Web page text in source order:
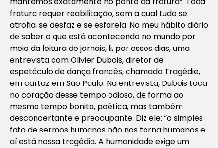
fratura requer reabilitação, sem a qual tudo se
atrofia, se desfaz e se esfarela. No meu hábito diário
de saber o que está acontecendo no mundo por
meio da leitura de jornais, li, por esses dias, uma
entrevista com Olivier Dubois, diretor de
espetáculo de dança francês, chamado Tragédie,
em cartaz em São Paulo. Na entrevista, Dubois toca
no coração desse tempo odioso, de forma ao
mesmo tempo bonita, poética, mas também
desconcertante e preocupante. Diz ele: “o simples
fato de sermos humanos não nos torna humanos e
aí está nossa tragédia. A humanidade exige um